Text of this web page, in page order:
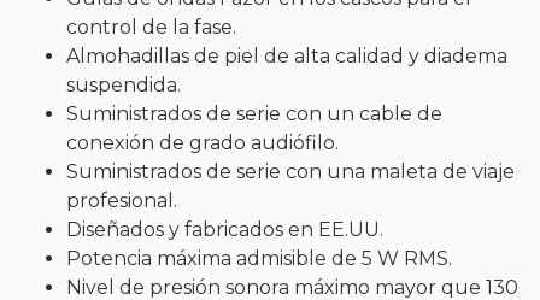
control de la fase.
Almohadillas de piel de alta calidad y diadema
suspendida.
Suministrados de serie con un cable de
conexión de grado audiófilo.
Suministrados de serie con una maleta de viaje
profesional.
Diseñados y fabricados en EE.UU.
Potencia máxima admisible de 5 W RMS.
Nivel de presión sonora máximo mayor que 130